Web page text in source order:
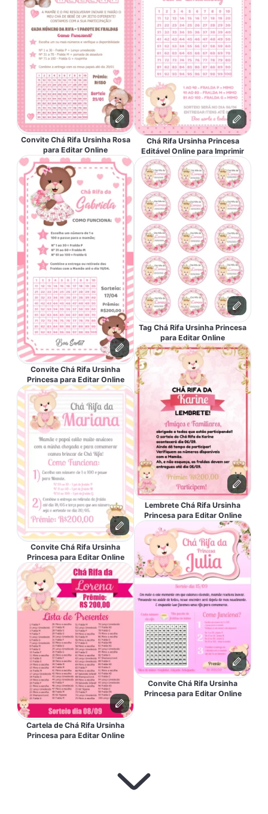
Convite Chá Rifa Ursinha Rosa
para Editar Online
Convite Chá Rifa Ursinha
Princesa para Editar Online
Convite Chá Rifa Ursinha
Princesa para Editar Online
Cartela de Chá Rifa Ursinha
Princesa para Editar Online
Chá Rifa Ursinha Princesa
Editável Online para Imprimir
Tag Chá Rifa Ursinha Princesa
para Editar Online
Lembrete Chá Rifa Ursinha
Princesa para Editar Online
Convite Chá Rifa Ursinha
Princesa para Editar Online